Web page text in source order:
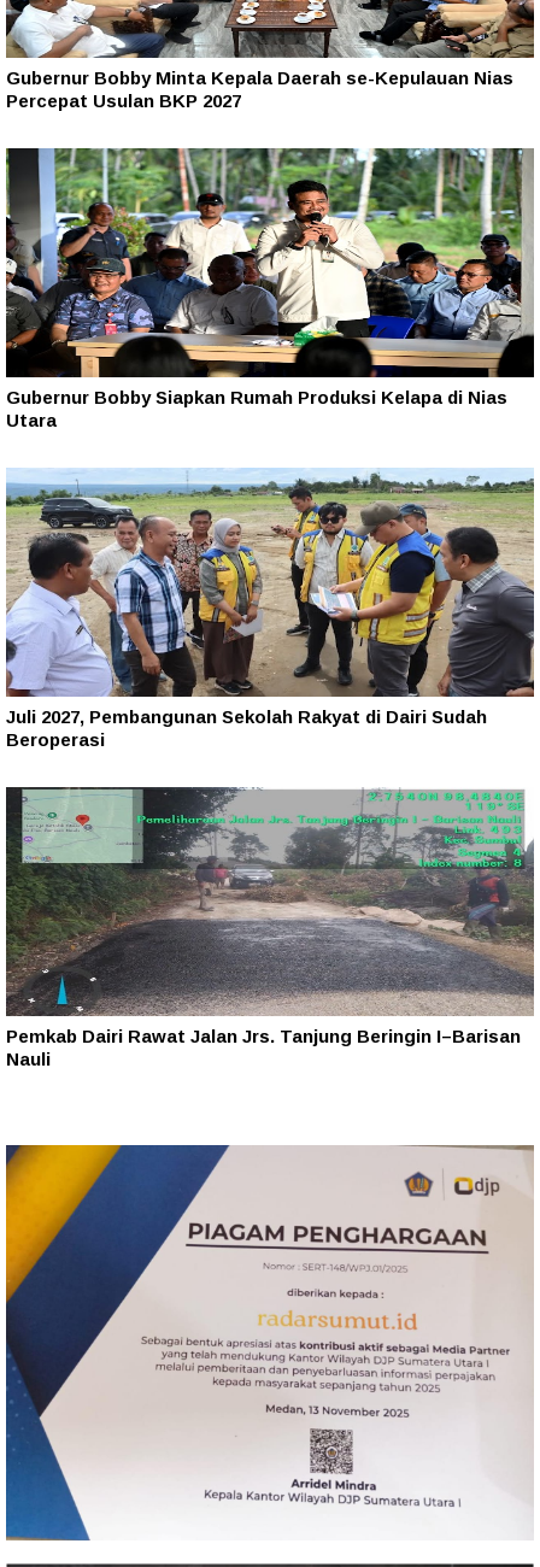
Gubernur Bobby Minta Kepala Daerah se-Kepulauan Nias
Percepat Usulan BKP 2027
Gubernur Bobby Siapkan Rumah Produksi Kelapa di Nias
Utara
Juli 2027, Pembangunan Sekolah Rakyat di Dairi Sudah
Beroperasi
Pemkab Dairi Rawat Jalan Jrs. Tanjung Beringin I–Barisan
Nauli